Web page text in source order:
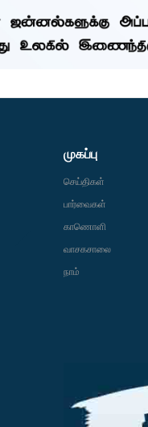
முகப்பு
செய்திகள்
பார்வைகள்
காணொளி
வாசகசாலை
நாம்